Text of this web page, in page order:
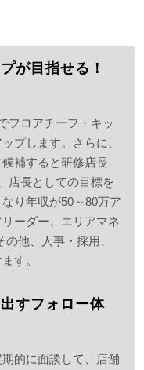
が目指せる！
フロアチーフ・キッ
プします。さらに、
補すると研修店長
店長としての目標を
り年収が50～80万ア
ーダー、エリアマネ
他、人事・採用、
す。
すフォロー体
的に面談して、店舗